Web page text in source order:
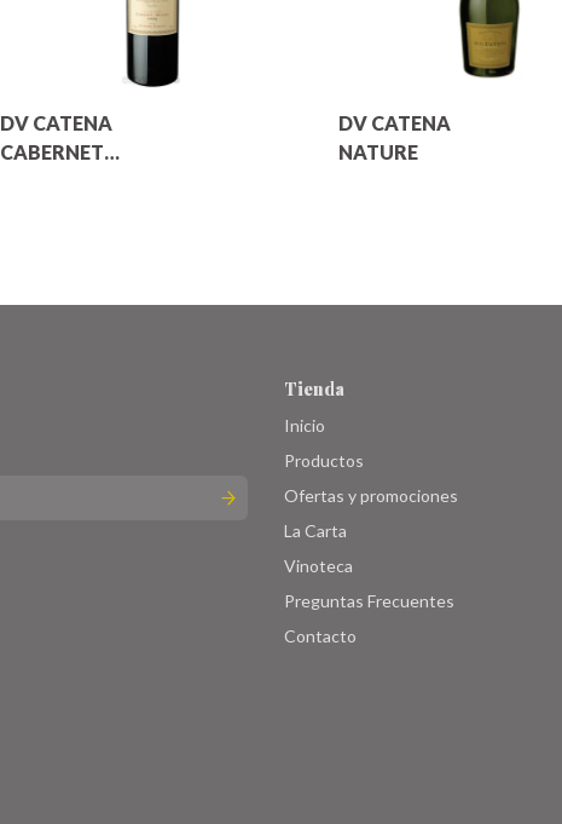
DV CATENA
CABERNET
DV CATENA
NATURE
Tienda
Inicio
Productos
Ofertas y promociones
La Carta
Vinoteca
Preguntas Frecuentes
Contacto